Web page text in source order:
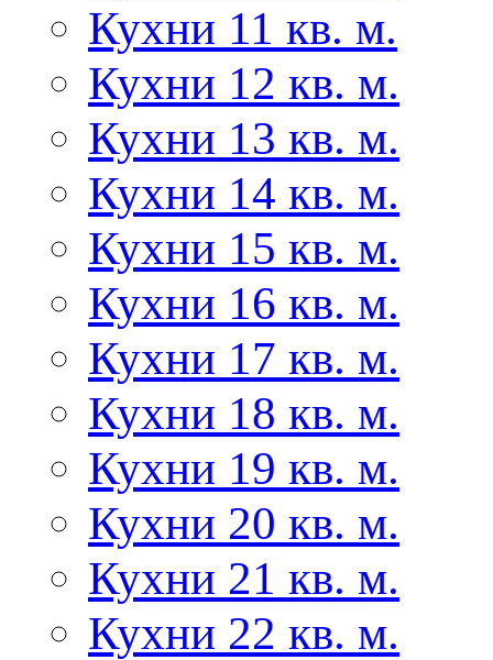
Кухни 11 кв. м.
Кухни 12 кв. м.
Кухни 13 кв. м.
Кухни 14 кв. м.
Кухни 15 кв. м.
Кухни 16 кв. м.
Кухни 17 кв. м.
Кухни 18 кв. м.
Кухни 19 кв. м.
Кухни 20 кв. м.
Кухни 21 кв. м.
Кухни 22 кв. м.